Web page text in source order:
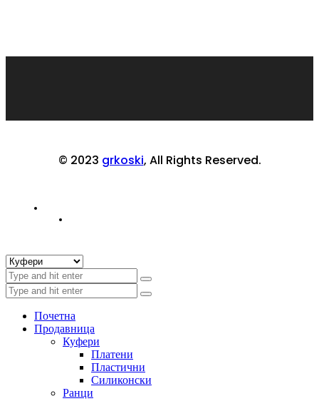
© 2023 grkoski, All Rights Reserved.
Почетна
Продавница
Куфери
Платени
Пластични
Силиконски
Ранци